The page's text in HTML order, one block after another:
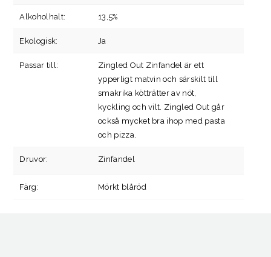
Alkoholhalt: 13,5%
Ekologisk: Ja
Passar till:
Zingled Out Zinfandel är ett
ypperligt matvin och särskilt till
smakrika kötträtter av nöt,
kyckling och vilt. Zingled Out går
också mycket bra ihop med pasta
och pizza.
Druvor: Zinfandel
Färg: Mörkt blåröd